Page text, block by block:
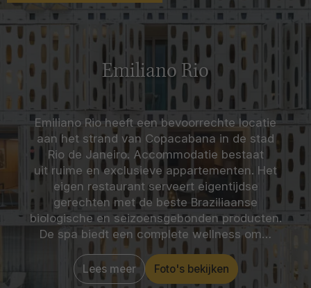
Emiliano Rio
Emiliano Rio heeft een bevoorrechte locatie
aan het strand van Copacabana in de stad
Rio de Janeiro. Accommodatie bestaat
uit ruime en exclusieve appartementen. Het
eigen restaurant serveert eigentijdse
gerechten met de beste Braziliaanse
biologische en seizoensgebonden producten.
De spa biedt een complete wellness om…
Lees meer Foto's bekijken